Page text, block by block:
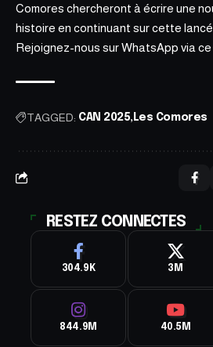
Comores chercheront à écrire une
histoire en continuant sur cette
Rejoignez-nous sur WhatsApp via ce
TAGGED: CAN 2025 Les Comores
RESTEZ CONNECTES
304.9K 3M
844.9M 40.5M